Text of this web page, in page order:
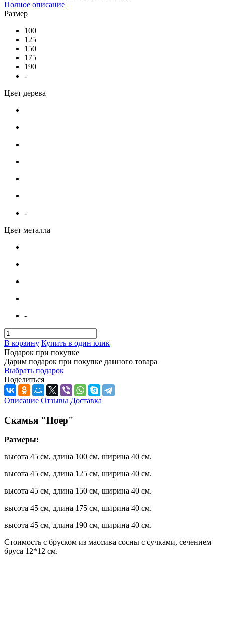
Полное описание
Размер
100
125
150
175
190
-
Цвет дерева
-
Цвет металла
-
В корзину Купить в один клик
Подарок при покупке
Дарим подарок при покупке данного товара
Выбрать подарок
Поделиться
Описание Отзывы Доставка
Скамья "Ноер"
Размеры:
высота 45 см, длина 100 см, ширина 40 см.
высота 45 см, длина 125 см, ширина 40 см.
высота 45 см, длина 150 см, ширина 40 см.
высота 45 см, длина 175 см, ширина 40 см.
высота 45 см, длина 190 см, ширина 40 см.
Стоимость с бруском из массива сосны с сучками, сечением
бруса 12*12 см.